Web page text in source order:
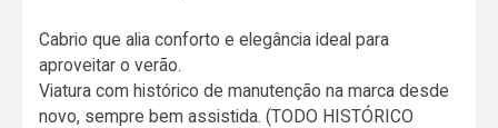
Cabrio que alia conforto e elegância ideal para
aproveitar o verão.
Viatura com histórico de manutenção na marca desde
novo, sempre bem assistida. (TODO HISTÓRICO